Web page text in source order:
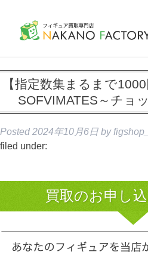
【指定数集まるまで
SOFVIMATES～チョ
Posted 2024年10月6日 by
filed under:
買取のお申し